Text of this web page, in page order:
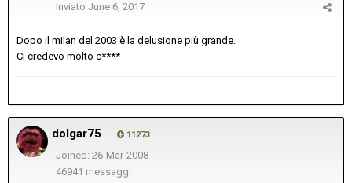
Inviato June 6, 2017
Dopo il milan del 2003 è la delusione più grande.
Ci credevo molto c****
dolgar75 11273
Joined: 26-Mar-2008
46941 messaggi